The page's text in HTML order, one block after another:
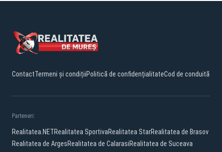
ContactTermeni și condițiiPolitică de confidențialitateCod de conduită
Parteneri:
Realitatea.NETRealitatea SportivaRealitatea StarRealitatea de Brasov
Realitatea de ArgesRealitatea de CalarasiRealitatea de Suceava